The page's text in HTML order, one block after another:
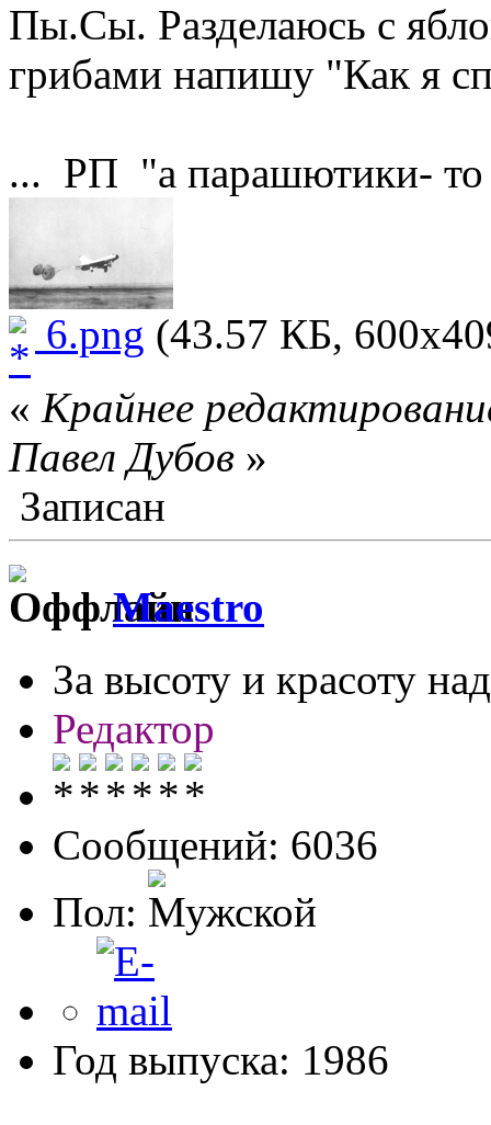
Пы.Сы. Разделаюсь с
грибами напишу "Как я
... РП "а парашютики- то
6.png (43.57 КБ,
« Крайнее
Павел Дубов »
Записан
Maestro
За высоту и красоту
Редактор
Сообщений: 6036
Пол:
Год выпуска: 1986